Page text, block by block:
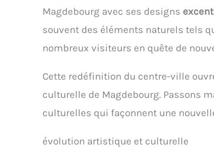
Magdebourg avec ses designs
souvent des éléments naturels tels
nombreux visiteurs en quête de
Cette redéfinition du centre-ville
culturelle de Magdebourg. Passons
culturelles qui façonnent une
évolution artistique et culturelle